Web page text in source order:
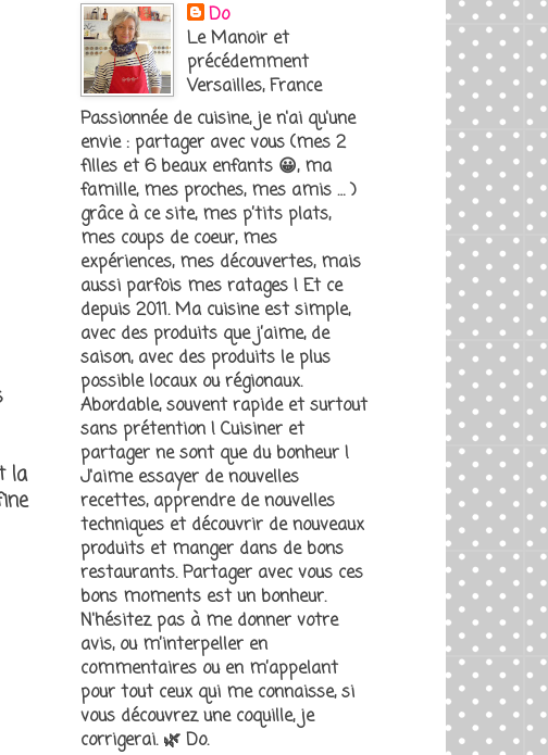
la
Do
Le Manoir et
précédemment
Versailles, France
Passionnée de cuisine, je n'ai qu'une
envie : partager avec vous (mes 2
filles et 6 beaux enfants 😀, ma
famille, mes proches, mes amis … )
grâce à ce site, mes p’tits plats,
mes coups de coeur, mes
expériences, mes découvertes, mais
aussi parfois mes ratages ! Et ce
depuis 2011. Ma cuisine est simple,
avec des produits que j’aime, de
saison, avec des produits le plus
possible locaux ou régionaux.
Abordable, souvent rapide et surtout
sans prétention ! Cuisiner et
partager ne sont que du bonheur !
J'aime essayer de nouvelles
recettes, apprendre de nouvelles
techniques et découvrir de nouveaux
produits et manger dans de bons
restaurants. Partager avec vous ces
bons moments est un bonheur.
N'hésitez pas à me donner votre
avis, ou m’interpeller en
commentaires ou en m’appelant
pour tout ceux qui me connaisse, si
vous découvrez une coquille, je
corrigerai. 🌿 Do.